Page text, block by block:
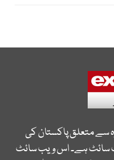
سے متعلق پاکستان کی
سائٹ ہے۔ اس ویب سائٹ